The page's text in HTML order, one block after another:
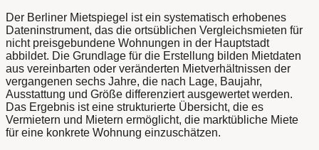
Der Berliner Mietspiegel ist ein systematisch erhobenes
Dateninstrument, das die ortsüblichen Vergleichsmieten für
nicht preisgebundene Wohnungen in der Hauptstadt
abbildet. Die Grundlage für die Erstellung bilden Mietdaten
aus vereinbarten oder veränderten Mietverhältnissen der
vergangenen sechs Jahre, die nach Lage, Baujahr,
Ausstattung und Größe differenziert ausgewertet werden.
Das Ergebnis ist eine strukturierte Übersicht, die es
Vermietern und Mietern ermöglicht, die marktübliche Miete
für eine konkrete Wohnung einzuschätzen.